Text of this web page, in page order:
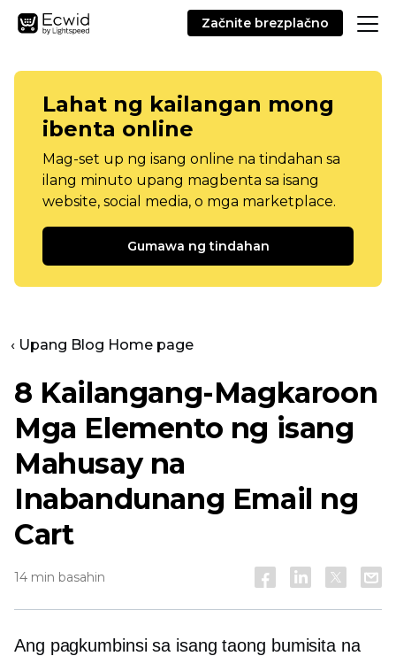
Začnite brezplačno
Lahat ng kailangan mong
ibenta online
Mag-set up ng isang online na tindahan sa
ilang minuto upang magbenta sa isang
website, social media, o mga marketplace.
Gumawa ng tindahan
‹ Upang Blog Home page
8 Kailangang-Magkaroon
Mga Elemento ng isang
Mahusay na
Inabandunang Email ng
Cart
14 min basahin
Ang pagkumbinsi sa isang taong bumisita na